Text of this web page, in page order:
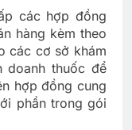
các hợp đồng
hàng kèm theo
các cơ sở khám
doanh thuốc để
hợp đồng cung
phần trong gói